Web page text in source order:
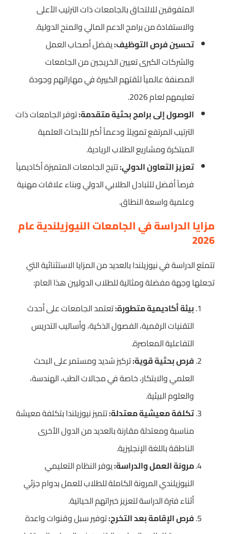
المتفوقين للالتحاق بالجامعات ذات الترتيب الأعلى
والاستفادة من برامج الدعم المالي والمنح الدولية.
تحسين فرص التوظيف:يفضل أصحاب العمل
والشركات الكبرى تعيين الخريجين من الجامعات
المصنفة عالمياً لثقتهم الكبيرة في مهاراتهم وجودة
تعليمهم لعام 2026.
الوصول إلى برامج بحثية متقدمة:توفر الجامعات ذات
الترتيب المرتفع تمويلاً ودعماً أكبر للأبحاث العلمية
المبتكرة ومشاريع الطلاب الريادية.
تعزيز التعاون الدولي:تتيح الجامعات المتميزة أكاديمياً
فرصاً أفضل للتبادل الطلابي الدولي وبناء علاقات مهنية
وعلمية واسعة النطاق.
مزايا الدراسة في الجامعات النيوزيلندية عام
2026
تتمتع الدراسة في نيوزيلندا بالعديد من المزايا الاستثنائية التي
تجعلها وجهة مفضلة ومثالية للطلاب الدوليين هذا العام:
بيئة أكاديمية متطورة:تعتمد الجامعات على أحدث
التقنيات الرقمية، الفصول الذكية، وأساليب التدريس
التفاعلية المعاصرة.
فرص بحثية قوية:تركيز شديد ومستمر على البحث
العلمي والابتكار، خاصة في مجالات الطب، الهندسة،
والعلوم البيئية.
تكلفة معيشية معتدلة:تتميز نيوزيلندا بتكلفة معيشة
مناسبة ومعتدلة مقارنة بالعديد من الدول الأخرى
الناطقة باللغة الإنجليزية.
مرونة العمل والدراسة:يوفر النظام التعليمي
النيوزيلندي المرونة الكاملة للطلاب للعمل بدوام جزئي
أثناء فترة الدراسة لتعزيز خبراتهم الحياتية.
فرص الإقامة بعد التخرج:توفير سبل وقنوات واعدة